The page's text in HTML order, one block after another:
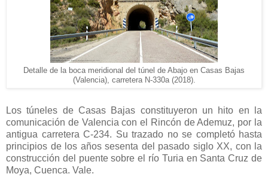
Detalle de la boca meridional del túnel de Abajo en Casas Bajas
(Valencia), carretera N-330a (2018).
Los túneles de Casas Bajas constituyeron un hito en la
comunicación de Valencia con el Rincón de Ademuz, por la
antigua carretera C-234. Su trazado no se completó hasta
principios de los años sesenta del pasado siglo XX, con la
construcción del puente sobre el río Turia en Santa Cruz de
Moya, Cuenca. Vale.